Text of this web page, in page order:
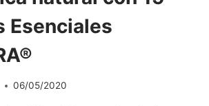
Esenciales
06/05/2020